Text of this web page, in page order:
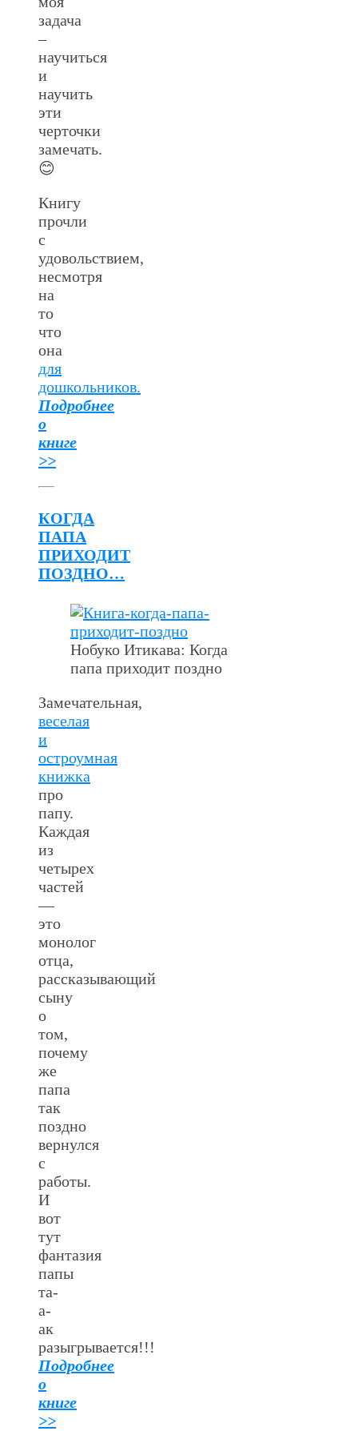
задача
–
научиться
и
научить
эти
черточки
замечать.
😊
Книгу
прочли
с
удовольствием,
несмотря
на
то
что
она
для
дошкольников.
Подробнее
о
книге
>>
КОГДА
ПАПА
ПРИХОДИТ
ПОЗДНО…
Нобуко Итикава: Когда
папа приходит поздно
Замечательная,
веселая
и
остроумная
книжка
про
папу.
Каждая
из
четырех
частей
—
это
монолог
отца,
рассказывающий
сыну
о
том,
почему
же
папа
так
поздно
вернулся
с
работы.
И
вот
тут
фантазия
папы
та-
а-
ак
разыгрывается!!!
Подробнее
о
книге
>>